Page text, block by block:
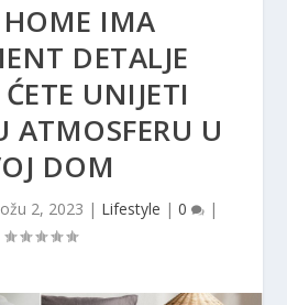
IMA
DETALJE
UNIJETI
ATMOSFERU U
DOM
ožu 2, 2023 | Lifestyle | 0 |